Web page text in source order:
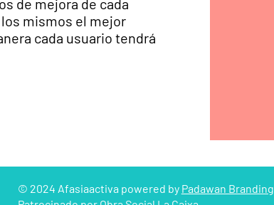
de mejora de cada
mismos el mejor
cada usuario tendrá
© 2024 Afasiaactiva powered by Padawan Branding